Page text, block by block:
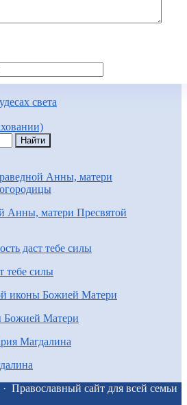
света
Анны, матери Пресвятой
тебе силы
Божией Матери
· Православный сайт для всей семьи